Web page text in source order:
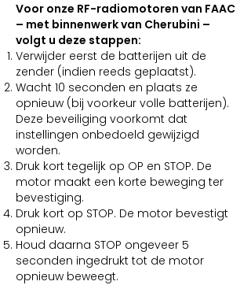
Voor onze RF-radiomotoren van FAAC
– met binnenwerk van Cherubini –
volgt u deze stappen:
Verwijder eerst de batterijen uit de
zender (indien reeds geplaatst).
Wacht 10 seconden en plaats ze
opnieuw (bij voorkeur volle batterijen).
Deze beveiliging voorkomt dat
instellingen onbedoeld gewijzigd
worden.
Druk kort tegelijk op OP en STOP. De
motor maakt een korte beweging ter
bevestiging.
Druk kort op STOP. De motor bevestigt
opnieuw.
Houd daarna STOP ongeveer 5
seconden ingedrukt tot de motor
opnieuw beweegt.